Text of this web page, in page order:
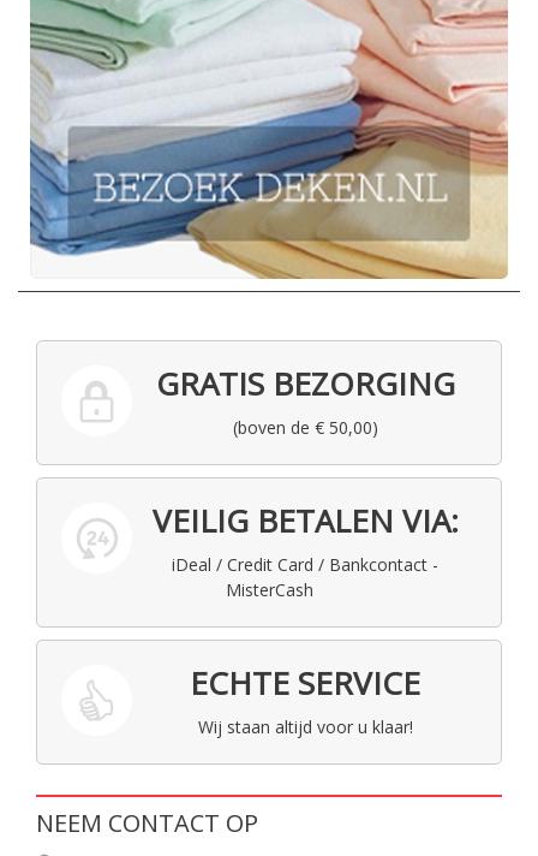
GRATIS BEZORGING
(boven de € 50,00)
VEILIG BETALEN VIA:
iDeal / Credit Card / Bankcontact -
MisterCash
ECHTE SERVICE
Wij staan altijd voor u klaar!
NEEM CONTACT OP